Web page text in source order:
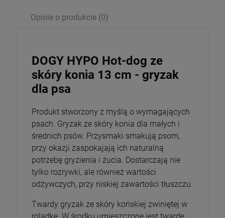
Opinie o produkcie (0)
DOGY HYPO Hot-dog ze
skóry konia 13 cm - gryzak
dla psa
Produkt stworzony z myślą o wymagających
psach. Gryzak ze skóry konia dla małych i
średnich psów. Przysmaki smakują psom,
przy okazji zaspokajają ich naturalną
potrzebę gryzienia i żucia. Dostarczają nie
tylko rozrywki, ale również wartości
odżywczych, przy niskiej zawartości tłuszczu.
Twardy gryzak ze skóry końskiej zwiniętej w